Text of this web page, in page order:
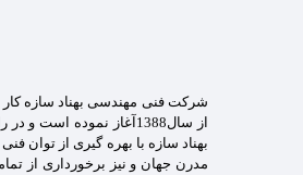
شرکتفنی مهندسی بهناد سازه
از سال1388آغاز نموده
بهناد سازه با بهره گیری از توان
مدرن جهان و نیز برخورداری از